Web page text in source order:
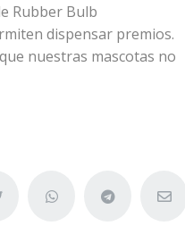
Rubber Bulb
dispensar premios.
nuestras mascotas no